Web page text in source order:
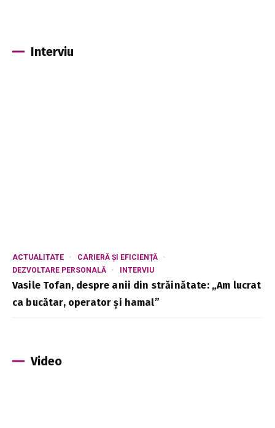
Interviu
ACTUALITATE
CARIERĂ ȘI EFICIENȚĂ
DEZVOLTARE PERSONALĂ
INTERVIU
Vasile Tofan, despre anii din străinătate: „Am lucrat
ca bucătar, operator și hamal”
Video